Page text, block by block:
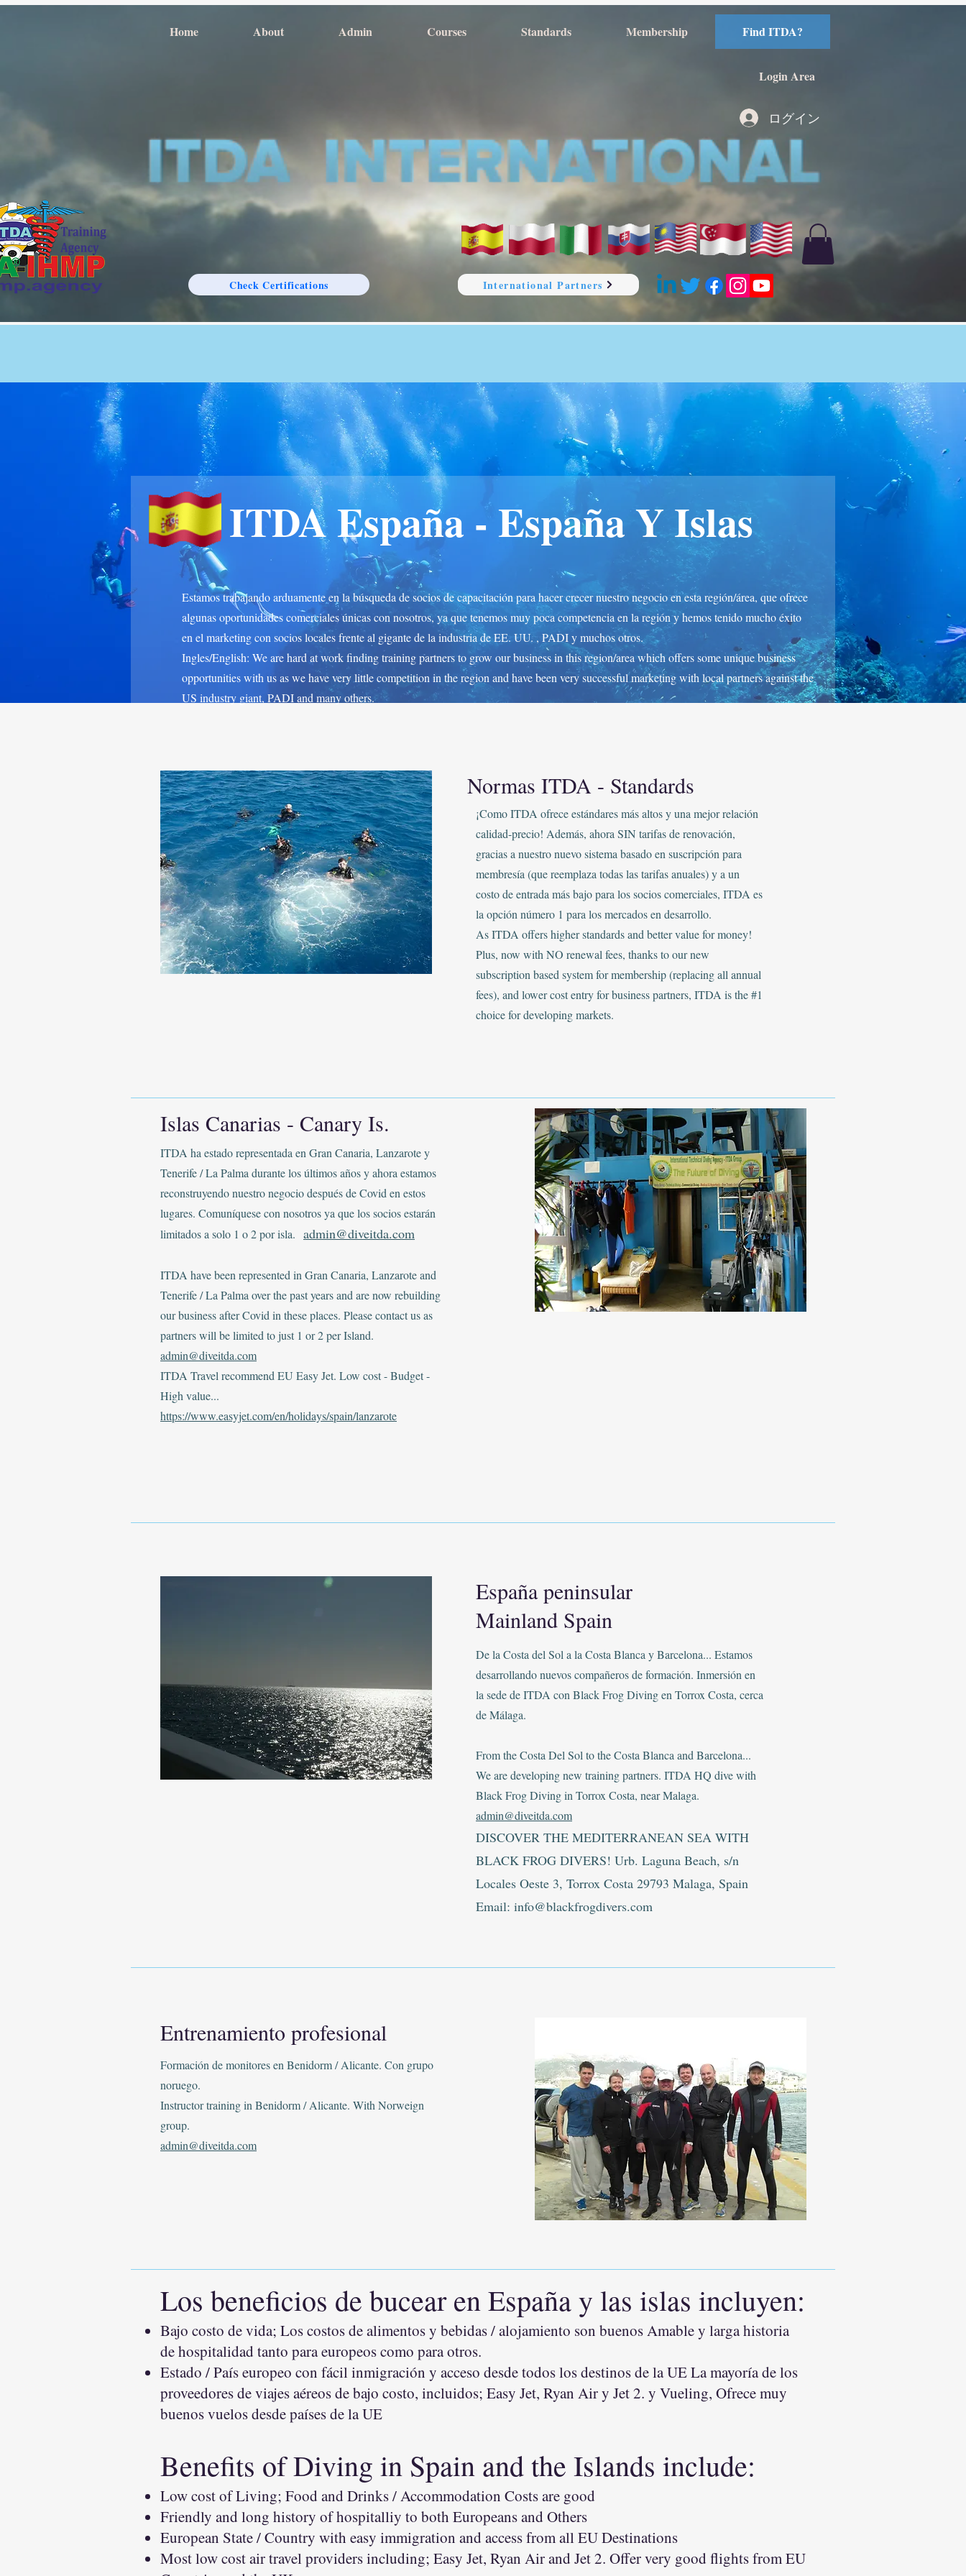
Home About Admin Courses Standards Membership Find ITDA?
Login Area
ログイン
Check Certifications International Partners
ITDA España - España Y Islas
Estamos trabajando arduamente en la búsqueda de socios de capacitación para hacer crecer nuestro negocio en esta región/área, que ofrece
algunas oportunidades comerciales únicas con nosotros, ya que tenemos muy poca competencia en la región y hemos tenido mucho éxito
en el marketing con socios locales frente al gigante de la industria de EE. UU. , PADI y muchos otros.
Ingles/English: We are hard at work finding training partners to grow our business in this region/area which offers some unique business
opportunities with us as we have very little competition in the region and have been very successful marketing with local partners against the
US industry giant, PADI and many others.
Normas ITDA - Standards
¡Como ITDA ofrece estándares más altos y una mejor relación
calidad-precio! Además, ahora SIN tarifas de renovación,
gracias a nuestro nuevo sistema basado en suscripción para
membresía (que reemplaza todas las tarifas anuales) y a un
costo de entrada más bajo para los socios comerciales, ITDA es
la opción número 1 para los mercados en desarrollo.
As ITDA offers higher standards and better value for money!
Plus, now with NO renewal fees, thanks to our new
subscription based system for membership (replacing all annual
fees), and lower cost entry for business partners, ITDA is the #1
choice for developing markets.
Islas Canarias - Canary Is.
ITDA ha estado representada en Gran Canaria, Lanzarote y
Tenerife / La Palma durante los últimos años y ahora estamos
reconstruyendo nuestro negocio después de Covid en estos
lugares. Comuníquese con nosotros ya que los socios estarán
limitados a solo 1 o 2 por isla. admin@diveitda.com
ITDA have been represented in Gran Canaria, Lanzarote and
Tenerife / La Palma over the past years and are now rebuilding
our business after Covid in these places. Please contact us as
partners will be limited to just 1 or 2 per Island.
admin@diveitda.com
ITDA Travel recommend EU Easy Jet. Low cost - Budget -
High value...
https://www.easyjet.com/en/holidays/spain/lanzarote
España peninsular
Mainland Spain
De la Costa del Sol a la Costa Blanca y Barcelona... Estamos
desarrollando nuevos compañeros de formación. Inmersión en
la sede de ITDA con Black Frog Diving en Torrox Costa, cerca
de Málaga.
From the Costa Del Sol to the Costa Blanca and Barcelona...
We are developing new training partners. ITDA HQ dive with
Black Frog Diving in Torrox Costa, near Malaga.
admin@diveitda.com
DISCOVER THE MEDITERRANEAN SEA WITH
BLACK FROG DIVERS! Urb. Laguna Beach, s/n
Locales Oeste 3, Torrox Costa 29793 Malaga, Spain
Email: info@blackfrogdivers.com
Entrenamiento profesional
Formación de monitores en Benidorm / Alicante. Con grupo
noruego.
Instructor training in Benidorm / Alicante. With Norweign
group.
admin@diveitda.com
Los beneficios de bucear en España y las islas incluyen:
Bajo costo de vida; Los costos de alimentos y bebidas / alojamiento son buenos Amable y larga historia
de hospitalidad tanto para europeos como para otros.
Estado / País europeo con fácil inmigración y acceso desde todos los destinos de la UE La mayoría de los
proveedores de viajes aéreos de bajo costo, incluidos; Easy Jet, Ryan Air y Jet 2. y Vueling, Ofrece muy
buenos vuelos desde países de la UE
Benefits of Diving in Spain and the Islands include:
Low cost of Living; Food and Drinks / Accommodation Costs are good
Friendly and long history of hospitalliy to both Europeans and Others
European State / Country with easy immigration and access from all EU Destinations
Most low cost air travel providers including; Easy Jet, Ryan Air and Jet 2. Offer very good flights from EU